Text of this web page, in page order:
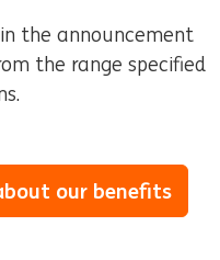
the announcement
the range specified
our benefits